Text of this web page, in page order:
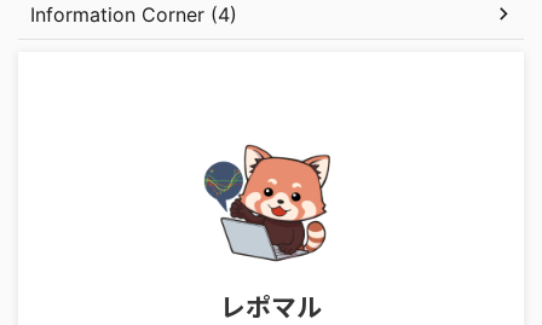
Information Corner (4)
レポマル